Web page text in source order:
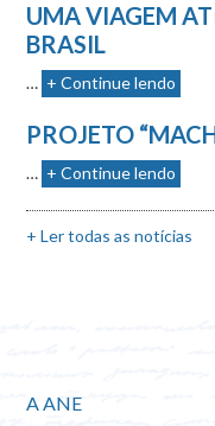
UMA VIAGEM
BRASIL
… + Continue lendo
PROJETO
… + Continue lendo
+ Ler todas as notícias
A ANE